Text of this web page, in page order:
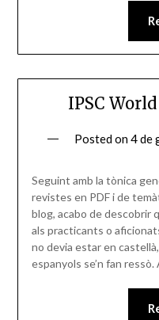
IPSC
Posted on4 de
Seguint amb la tònica
revistes en PDF i de
blog, acabo de descobrir
als practicants o
no devia estar en
espanyols se’n fan